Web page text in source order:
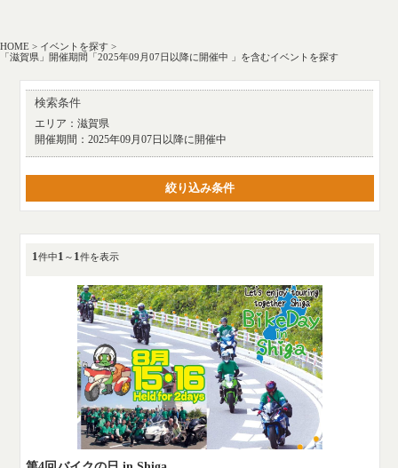
HOME > イベントを探す >
「滋賀県」開催期間「2025年09月07日以降に開催中 」を含むイベントを探す
検索条件
エリア：滋賀県
開催期間：2025年09月07日以降に開催中
絞り込み条件
1件中1 ～ 1件を表示